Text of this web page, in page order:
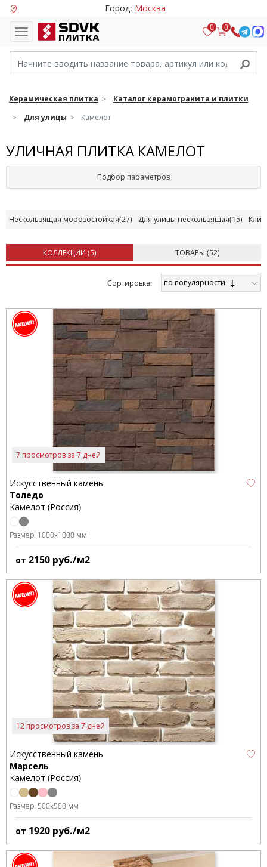
Город: Москва
0 0
Керамическая плитка
Каталог керамогранита и плитки
Для улицы
Камелот
УЛИЧНАЯ ПЛИТКА КАМЕЛОТ
Подбор параметров
Нескользящая морозостойкая(27) Для улицы нескользящая(15)
КОЛЛЕКЦИИ (5) ТОВАРЫ (52)
Cортировка: по популярности
7 просмотров за 7 дней
Искусственный камень
Толедо
Камелот (Россия)
Размер: 1000x1000 мм
от 2150 руб./м2
12 просмотров за 7 дней
Искусственный камень
Марсель
Камелот (Россия)
Размер: 500x500 мм
от 1920 руб./м2